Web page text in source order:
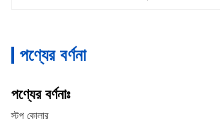
পণ্যের বর্ণনা
পণ্যের বর্ণনাঃ
স্টপ কোলার